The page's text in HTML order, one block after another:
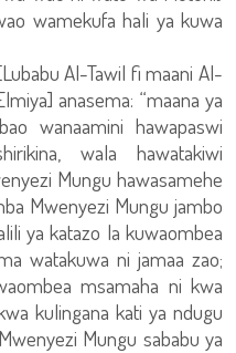
wamekufa hali ya kuwa
Al-Tawil fi maani Al-
anasema: “maana ya
wanaamini hawapaswi
wala hawatakiwi
Mungu hawasamehe
Mwenyezi Mungu jambo
ya katazo la kuwaombea
watakuwa ni jamaa zao;
msamaha ni kwa
kulingana kati ya ndugu
Mungu sababu ya